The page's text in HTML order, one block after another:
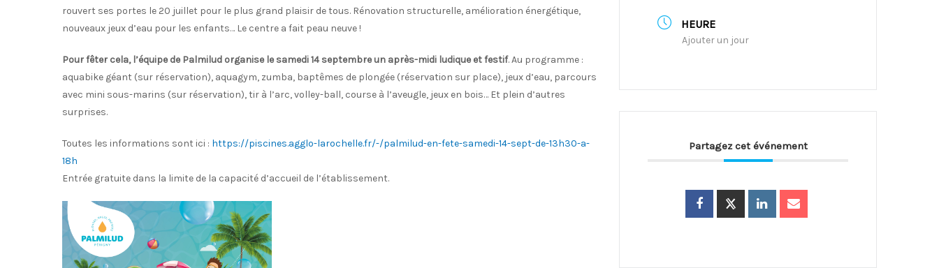
rouvert ses portes le 20 juillet pour le plus grand plaisir de tous. Rénovation structurelle, amélioration énergétique,
nouveaux jeux d’eau pour les enfants… Le centre a fait peau neuve !
Pour fêter cela, l’équipe de Palmilud organise le samedi 14 septembre un après-midi ludique et festif. Au programme :
aquabike géant (sur réservation), aquagym, zumba, baptêmes de plongée (réservation sur place), jeux d’eau, parcours
avec mini sous-marins (sur réservation), tir à l’arc, volley-ball, course à l’aveugle, jeux en bois… Et plein d’autres
surprises.
Toutes les informations sont ici : https://piscines.agglo-larochelle.fr/-/palmilud-en-fete-samedi-14-sept-de-13h30-a-
18h
Entrée gratuite dans la limite de la capacité d’accueil de l’établissement.
HEURE
Ajouter un jour
Partagez cet événement